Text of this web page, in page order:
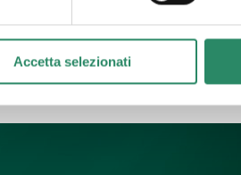
Accetta selezionati